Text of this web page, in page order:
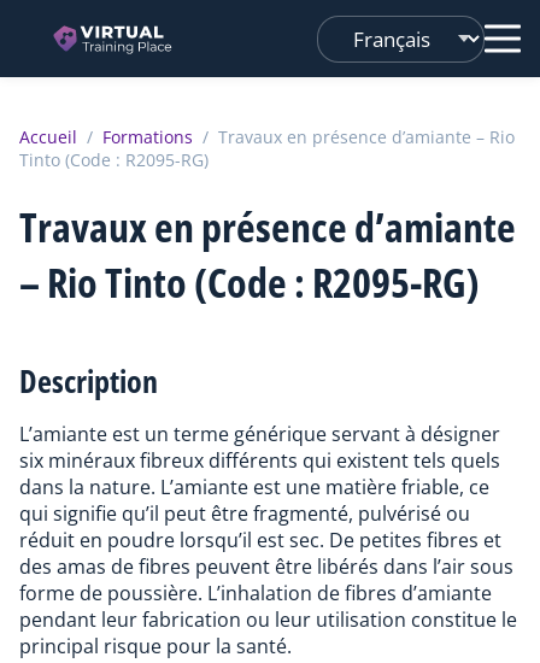
Changer
de
Accueil / Formations / Travaux en présence d’amiante – Rio
Tinto (Code : R2095-RG)
Travaux en présence d’amiante
– Rio Tinto (Code : R2095-RG)
Description
L’amiante est un terme générique servant à désigner
six minéraux fibreux différents qui existent tels quels
dans la nature. L’amiante est une matière friable, ce
qui signifie qu’il peut être fragmenté, pulvérisé ou
réduit en poudre lorsqu’il est sec. De petites fibres et
des amas de fibres peuvent être libérés dans l’air sous
forme de poussière. L’inhalation de fibres d’amiante
pendant leur fabrication ou leur utilisation constitue le
principal risque pour la santé.